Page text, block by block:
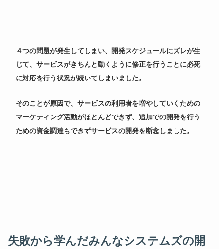
４つの問題が発生してしまい、開発スケジュールにズレが生
じて、サービスがきちんと動くように修正を行うことに必死
に対応を行う状況が続いてしまいました。
そのことが原因で、サービスの利用者を増やしていくための
マーケティング活動がほとんどできず、追加での開発を行う
ための資金調達もできずサービスの開発を断念しました。
失敗から学んだみんなシステムズの開